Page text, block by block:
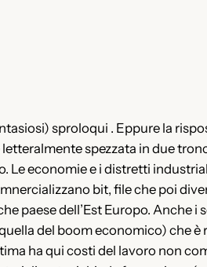
sproloqui . Eppure la
spezzata in due
Le economie e i distretti
bit, file che poi
paese dell’Est Europo. Anche i
del boom economico) che è
ha qui costi del lavoro non